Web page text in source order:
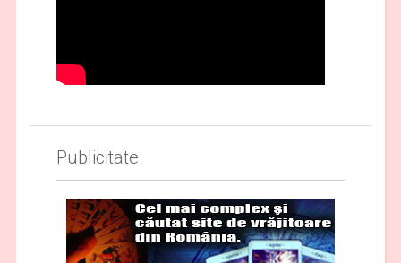
Publicitate